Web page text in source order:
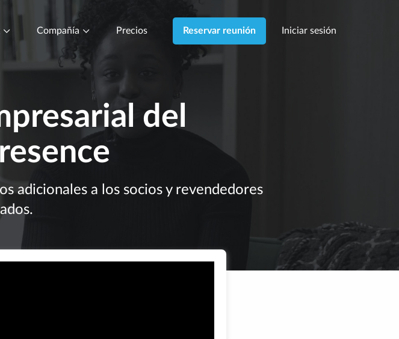
Compañía Precios Reservar reunión Iniciar sesión
del
adicionales a los socios y revendedores